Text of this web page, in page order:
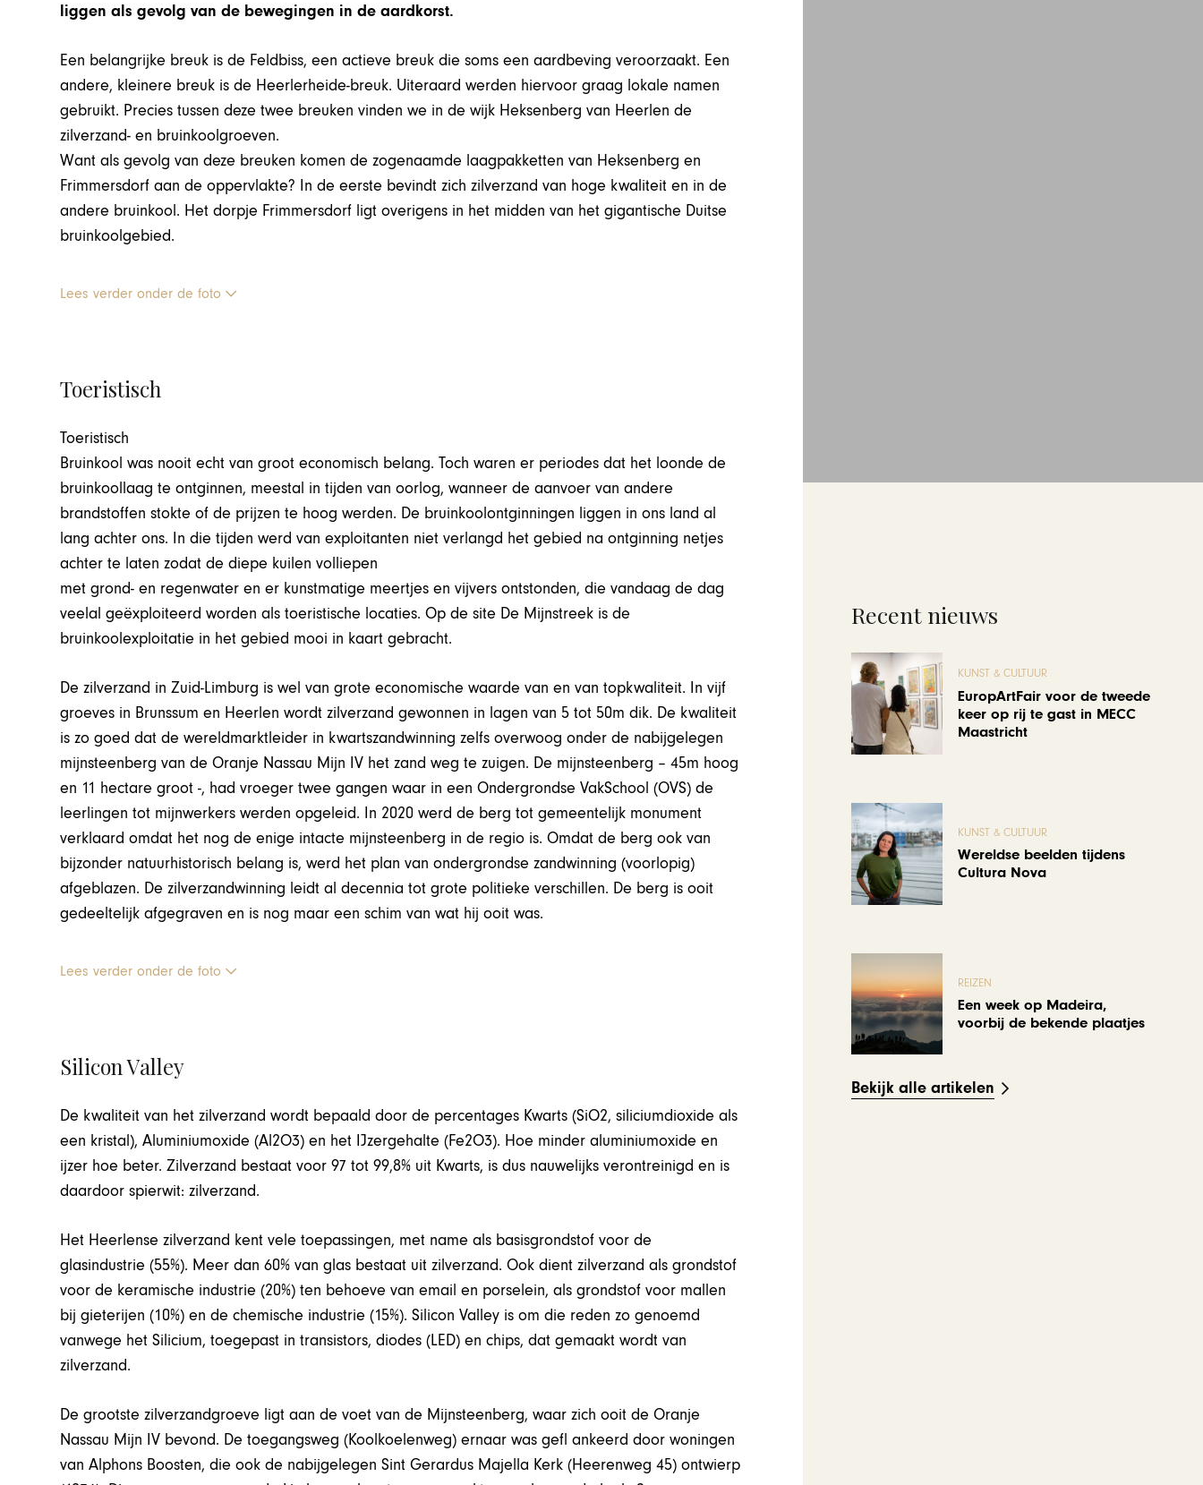
liggen als gevolg van de bewegingen in de aardkorst.
Een belangrijke breuk is de Feldbiss, een actieve breuk die soms een aardbeving veroorzaakt. Een
andere, kleinere breuk is de Heerlerheide-breuk. Uiteraard werden hiervoor graag lokale namen
gebruikt. Precies tussen deze twee breuken vinden we in de wijk Heksenberg van Heerlen de
zilverzand- en bruinkoolgroeven.
Want als gevolg van deze breuken komen de zogenaamde laagpakketten van Heksenberg en
Frimmersdorf aan de oppervlakte? In de eerste bevindt zich zilverzand van hoge kwaliteit en in de
andere bruinkool. Het dorpje Frimmersdorf ligt overigens in het midden van het gigantische Duitse
bruinkoolgebied.
Lees verder onder de foto
Toeristisch
Toeristisch
Bruinkool was nooit echt van groot economisch belang. Toch waren er periodes dat het loonde de
bruinkoollaag te ontginnen, meestal in tijden van oorlog, wanneer de aanvoer van andere
brandstoffen stokte of de prijzen te hoog werden. De bruinkoolontginningen liggen in ons land al
lang achter ons. In die tijden werd van exploitanten niet verlangd het gebied na ontginning netjes
achter te laten zodat de diepe kuilen volliepen
met grond- en regenwater en er kunstmatige meertjes en vijvers ontstonden, die vandaag de dag
veelal geëxploiteerd worden als toeristische locaties. Op de site De Mijnstreek is de
bruinkoolexploitatie in het gebied mooi in kaart gebracht.
De zilverzand in Zuid-Limburg is wel van grote economische waarde van en van topkwaliteit. In vijf
groeves in Brunssum en Heerlen wordt zilverzand gewonnen in lagen van 5 tot 50m dik. De kwaliteit
is zo goed dat de wereldmarktleider in kwartszandwinning zelfs overwoog onder de nabijgelegen
mijnsteenberg van de Oranje Nassau Mijn IV het zand weg te zuigen. De mijnsteenberg – 45m hoog
en 11 hectare groot -, had vroeger twee gangen waar in een Ondergrondse VakSchool (OVS) de
leerlingen tot mijnwerkers werden opgeleid. In 2020 werd de berg tot gemeentelijk monument
verklaard omdat het nog de enige intacte mijnsteenberg in de regio is. Omdat de berg ook van
bijzonder natuurhistorisch belang is, werd het plan van ondergrondse zandwinning (voorlopig)
afgeblazen. De zilverzandwinning leidt al decennia tot grote politieke verschillen. De berg is ooit
gedeeltelijk afgegraven en is nog maar een schim van wat hij ooit was.
Lees verder onder de foto
Silicon Valley
De kwaliteit van het zilverzand wordt bepaald door de percentages Kwarts (SiO2, siliciumdioxide als
een kristal), Aluminiumoxide (Al2O3) en het IJzergehalte (Fe2O3). Hoe minder aluminiumoxide en
ijzer hoe beter. Zilverzand bestaat voor 97 tot 99,8% uit Kwarts, is dus nauwelijks verontreinigd en is
daardoor spierwit: zilverzand.
Het Heerlense zilverzand kent vele toepassingen, met name als basisgrondstof voor de
glasindustrie (55%). Meer dan 60% van glas bestaat uit zilverzand. Ook dient zilverzand als grondstof
voor de keramische industrie (20%) ten behoeve van email en porselein, als grondstof voor mallen
bij gieterijen (10%) en de chemische industrie (15%). Silicon Valley is om die reden zo genoemd
vanwege het Silicium, toegepast in transistors, diodes (LED) en chips, dat gemaakt wordt van
zilverzand.
De grootste zilverzandgroeve ligt aan de voet van de Mijnsteenberg, waar zich ooit de Oranje
Nassau Mijn IV bevond. De toegangsweg (Koolkoelenweg) ernaar was gefl ankeerd door woningen
van Alphons Boosten, die ook de nabijgelegen Sint Gerardus Majella Kerk (Heerenweg 45) ontwierp
Recent nieuws
KUNST & CULTUUR
EuropArtFair voor de tweede
keer op rij te gast in MECC
Maastricht
KUNST & CULTUUR
Wereldse beelden tijdens
Cultura Nova
REIZEN
Een week op Madeira,
voorbij de bekende plaatjes
Bekijk alle artikelen